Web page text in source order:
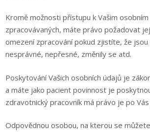
Kromě možnosti přístupu k Vašim
zpracovávaných, máte právo požadovat
omezení zpracování pokud zjistíte, že
nesprávné, nepřesné, změnily se atd.
Poskytování Vašich osobních údajů je
a máte jako pacient povinnost je
zdravotnický pracovník má právo je po
Odpovědnou osobou, na kterou se